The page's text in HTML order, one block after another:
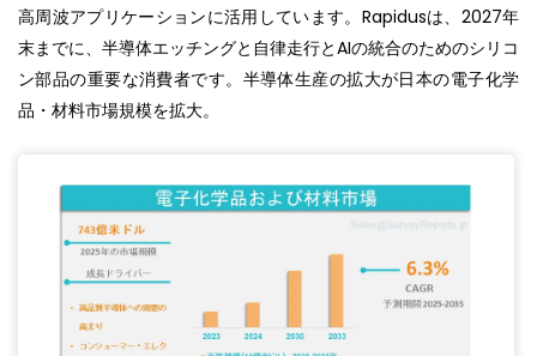
高周波アプリケーションに活用しています。Rapidusは、2027年
末までに、半導体エッチングと自律走行とAIの統合のためのシリコ
ン部品の重要な消費者です。半導体生産の拡大が日本の電子化学
品・材料市場規模を拡大。